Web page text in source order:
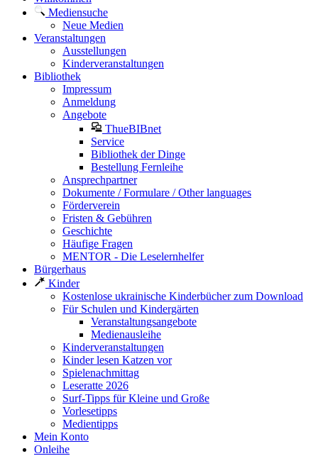
Mediensuche
Neue Medien
Veranstaltungen
Ausstellungen
Kinderveranstaltungen
Bibliothek
Impressum
Anmeldung
Angebote
ThueBIBnet
Service
Bibliothek der Dinge
Bestellung Fernleihe
Ansprechpartner
Dokumente / Formulare / Other languages
Förderverein
Fristen & Gebühren
Geschichte
Häufige Fragen
MENTOR - Die Leselernhelfer
Bürgerhaus
Kinder
Kostenlose ukrainische Kinderbücher zum Download
Für Schulen und Kindergärten
Veranstaltungsangebote
Medienausleihe
Kinderveranstaltungen
Kinder lesen Katzen vor
Spielenachmittag
Leseratte 2026
Surf-Tipps für Kleine und Große
Vorlesetipps
Medientipps
Mein Konto
Onleihe